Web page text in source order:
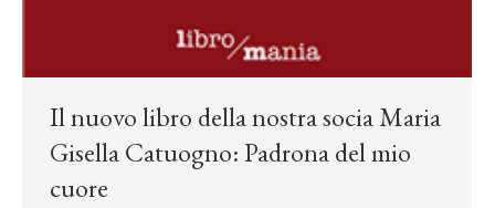
Il nuovo libro della nostra socia Maria
Gisella Catuogno: Padrona del mio
cuore